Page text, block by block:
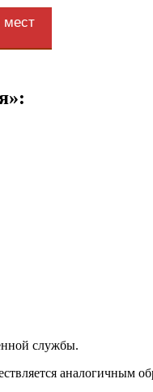
мест
службы.
аналогичным